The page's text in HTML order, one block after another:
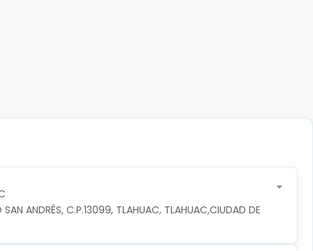
ANDRÉS, C.P.13099, TLAHUAC, TLAHUAC,CIUDAD DE